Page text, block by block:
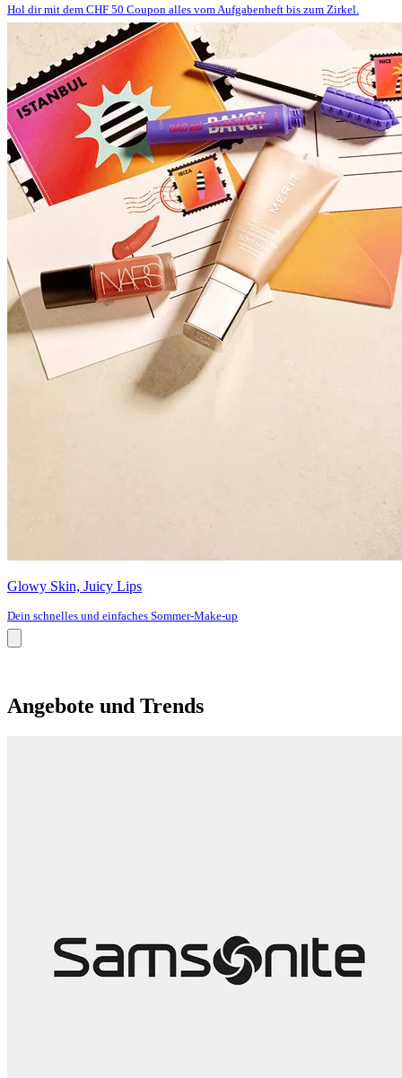
Hol dir mit dem CHF 50 Coupon alles vom Aufgabenheft bis zum Zirkel.
Glowy Skin, Juicy Lips
Dein schnelles und einfaches Sommer-Make-up
Angebote und Trends